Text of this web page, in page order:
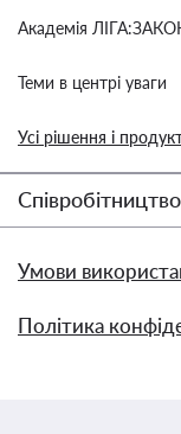
Академія
Теми в центрі уваги
Усі рішення і
Співробітництво
Умови
Політика